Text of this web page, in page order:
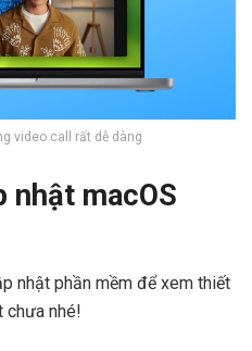
video call rất dễ dàng
nhật macOS
nhật phần mềm để xem thiết
chưa nhé!